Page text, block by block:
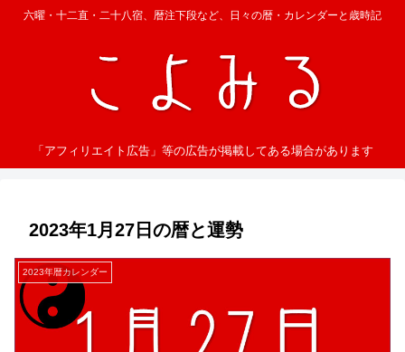
六曜・十二直・二十八宿、暦注下段など、日々の暦・カレンダーと歳時記
「アフィリエイト広告」等の広告が掲載してある場合があります
2023年1月27日の暦と運勢
2023年暦カレンダー